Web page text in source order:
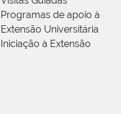
Programas de apoio à
Extensão Universitária
Iniciação à Extensão